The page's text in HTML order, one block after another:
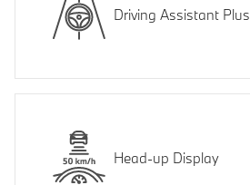
Driving Assistant Plus
Head-up Display